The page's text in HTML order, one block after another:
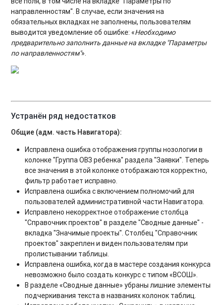
направленностям". В случае, если значения на
обязательных вкладках не заполнены, пользователям
выводится уведомление об ошибке: «Необходимо
предварительно заполнить данные на вкладке "Параметры
по направленностям"».
Устранён ряд недостатков
Общие (адм. часть Навигатора):
Исправлена ошибка отображения группы нозологии в
колонке "Группа ОВЗ ребенка" раздела "Заявки". Теперь
все значения в этой колонке отображаются корректно,
фильтр работает исправно.
Исправлена ошибка с включением полномочий для
пользователей административной части Навигатора.
Исправлено некорректное отображение столбца
"Справочник проектов" в разделе "Сводные данные" -
вкладка "Значимые проекты". Столбец "Справочник
проектов" закреплен и виден пользователям при
пролистывании таблицы.
Исправлена ошибка, когда в мастере создания конкурса
невозможно было создать конкурс с типом «ВСОШ».
В разделе «Сводные данные» убраны лишние элементы
подчеркивания текста в названиях колонок таблиц.